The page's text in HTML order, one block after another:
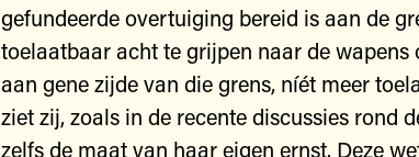
gefundeerde overtuiging bereid is aan de
toelaatbaar acht te grijpen naar de
aan gene zijde van die grens, níét meer
ziet zij, zoals in de recente discussies rond
zelfs de maat van haar eigen ernst. Deze